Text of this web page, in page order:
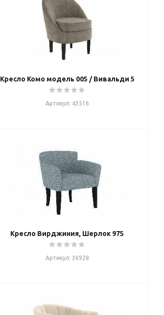
Кресло Комо модель 005 / Вивальди 5
Артикул: 43516
Кресло Вирджиния, Шерлок 975
Артикул: 36928